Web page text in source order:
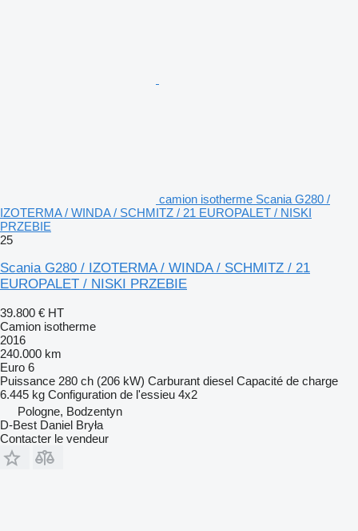
camion isotherme Scania G280 /
IZOTERMA / WINDA / SCHMITZ / 21 EUROPALET / NISKI
PRZEBIE
25
Scania G280 / IZOTERMA / WINDA / SCHMITZ / 21
EUROPALET / NISKI PRZEBIE
39.800 € HT
Camion isotherme
2016
240.000 km
Euro 6
Puissance 280 ch (206 kW) Carburant diesel Capacité de charge
6.445 kg Configuration de l'essieu 4x2
Pologne, Bodzentyn
D-Best Daniel Bryła
Contacter le vendeur